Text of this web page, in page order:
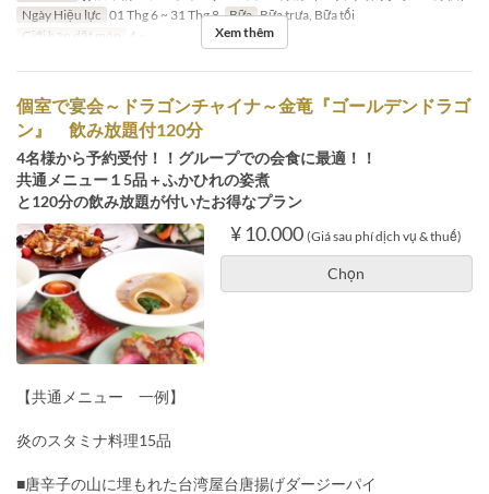
Ngày Hiệu lực 01 Thg 6 ~ 31 Thg 8 Bữa Bữa trưa, Bữa tối
Giới hạn dặt món
4 ~ Xem thêm
個室で宴会～ドラゴンチャイナ～金竜『ゴールデンドラゴ
ン』 飲み放題付120分
4名様から予約受付！！グループでの会食に最適！！
共通メニュー１5品＋ふかひれの姿煮
と120分の飲み放題が付いたお得なプラン
¥ 10.000 (Giá sau phí dịch vụ & thuế)
Chọn
【共通メニュー 一例】
炎のスタミナ料理15品
■唐辛子の山に埋もれた台湾屋台唐揚げダージーパイ